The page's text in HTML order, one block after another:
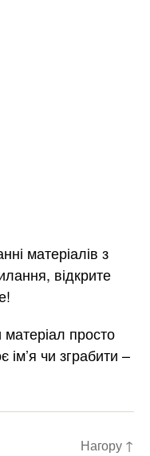
матеріалів з
відкрите
просто
ім’я чи зграбити –
Нагору ↑